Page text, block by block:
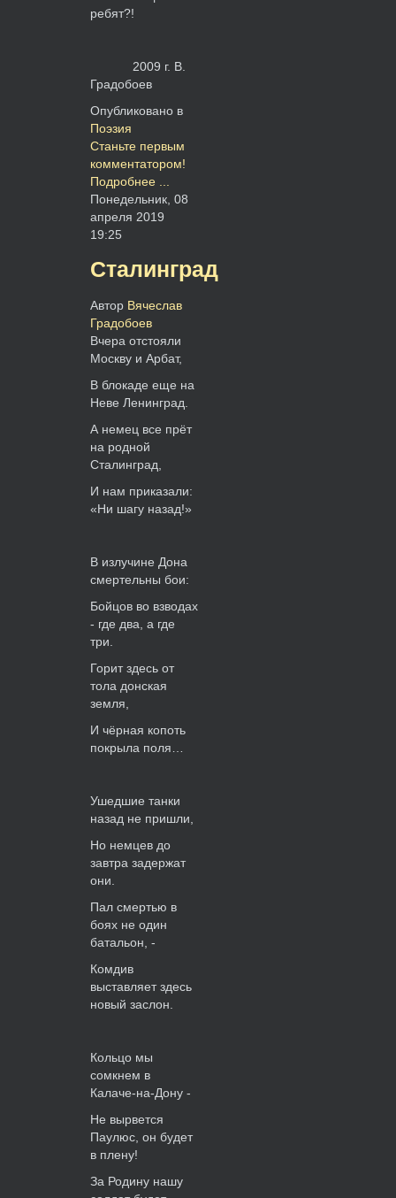
ребят?!
2009 г. В.
Градобоев
Опубликовано в
Поэзия
Станьте первым
комментатором!
Подробнее ...
Понедельник, 08
апреля 2019
19:25
Сталинград
Автор Вячеслав
Градобоев
Вчера отстояли
Москву и Арбат,
В блокаде еще на
Неве Ленинград.
А немец все прёт
на родной
Сталинград,
И нам приказали:
«Ни шагу назад!»
В излучине Дона
смертельны бои:
Бойцов во взводах
- где два, а где
три.
Горит здесь от
тола донская
земля,
И чёрная копоть
покрыла поля…
Ушедшие танки
назад не пришли,
Но немцев до
завтра задержат
они.
Пал смертью в
боях не один
батальон, -
Комдив
выставляет здесь
новый заслон.
Кольцо мы
сомкнем в
Калаче-на-Дону -
Не вырвется
Паулюс, он будет
в плену!
За Родину нашу